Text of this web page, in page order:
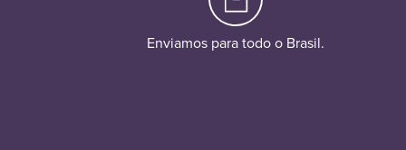
Enviamos para todo o Brasil.